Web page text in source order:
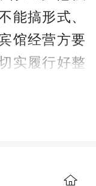
能搞形式、
馆经营方要
实履行好整
关标准与要
。属地及相